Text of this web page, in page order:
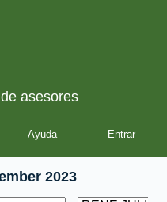
asesores
Ayuda
2023